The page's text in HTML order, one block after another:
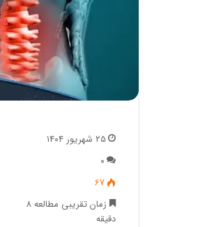
۲۵ شهریور ۱۴۰۴
۰
67
زمان تقریبی مطالعه ۸
دقیقه